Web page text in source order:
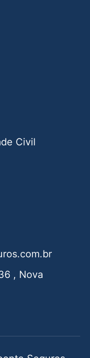
Civil
, Nova